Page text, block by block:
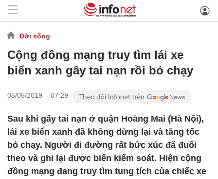
Đời sống
Cộng đồng mạng truy tìm lái xe
biển xanh gây tai nạn rồi bỏ chạy
05/05/2019 - 07:29
Sau khi gây tai nạn ở quận Hoàng Mai (Hà Nội),
lái xe biển xanh đã không dừng lại và tăng tốc
bỏ chạy. Người đi đường rất bức xúc đã đuổi
theo và ghi lại được biển kiểm soát. Hiện cộng
đồng mạng đang truy tìm tung tích của chiếc xe